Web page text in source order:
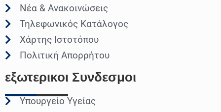
Νέα & Ανακοινώσεις
Τηλεφωνικός Κατάλογος
Χάρτης Ιστοτόπου
Πολιτική Απορρήτου
εξωτερικοι Συνδεσμοι
Υπουργείο Υγείας